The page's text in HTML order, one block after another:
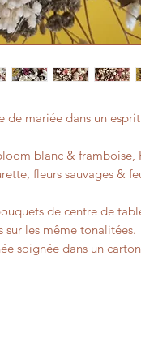
de mariée dans un
blanc & framboise,
fleurs sauvages &
de centre de
les même tonalitées.
soignée dans un